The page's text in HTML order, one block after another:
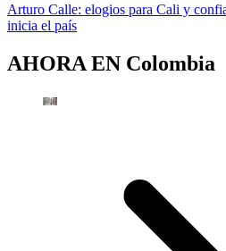
Arturo Calle: elogios para Cali y
inicia el país
AHORA EN Colombia